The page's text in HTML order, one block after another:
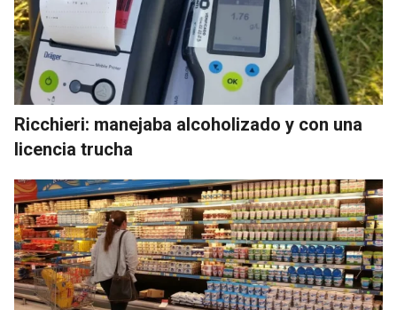
Ricchieri: manejaba alcoholizado y con una
licencia trucha